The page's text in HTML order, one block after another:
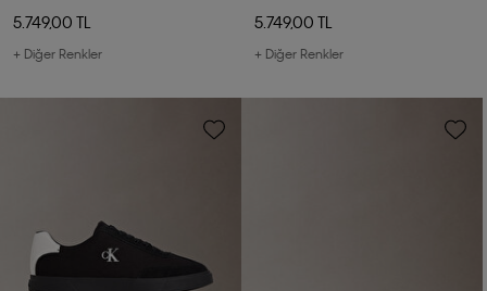
5.749,00 TL
+ Diğer Renkler
5.749,00 TL
+ Diğer Renkler